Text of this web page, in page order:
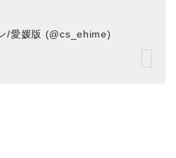
/愛媛版 (@cs_ehime)